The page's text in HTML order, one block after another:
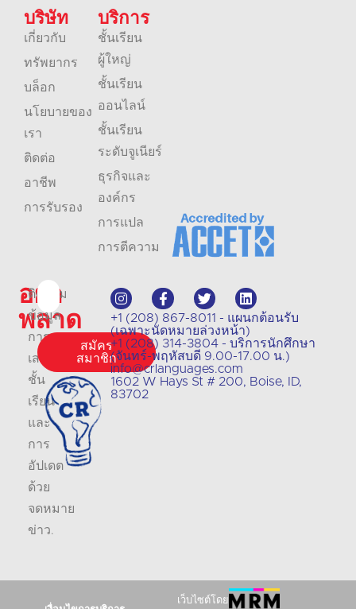
อย่า
พลาด
ติดตาม
ข้อมูล
การ
เสนอ
ชั้น
เรียน
และ
การ
อัปเดต
ด้วย
จดหมาย
ข่าว.
สมัคร
สมาชิก
+1 (208) 867-8011 - แผนกต้อนรับ
(เฉพาะนัดหมายล่วงหน้า)
+1 (208) 314-3804 - บริการนักศึกษา
(จันทร์-พฤหัสบดี 9.00-17.00 น.)
info@crlanguages.com
1602 W Hays St # 200, Boise, ID,
83702
บริษัท
เกี่ยวกับ
ทรัพยากร
บล็อก
นโยบายของ
เรา
ติดต่อ
อาชีพ
การรับรอง
บริการ
ชั้นเรียน
ผู้ใหญ่
ชั้นเรียน
ออนไลน์
ชั้นเรียน
ระดับจูเนียร์
ธุรกิจและ
องค์กร
การแปล
การตีความ
เว็บไซต์โดย